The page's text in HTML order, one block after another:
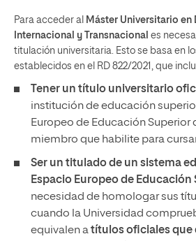
Para acceder al Máster Universitario en
Internacional y Transnacional es
titulación universitaria. Esto se basa en
establecidos en el RD 822/2021, que
Tener un título universitario
institución de educación
Europeo de Educación Superior
miembro que habilite para
Ser un titulado de un sistema
Espacio Europeo de Educación
necesidad de homologar sus
cuando la Universidad
equivalen atítulos oficiales que